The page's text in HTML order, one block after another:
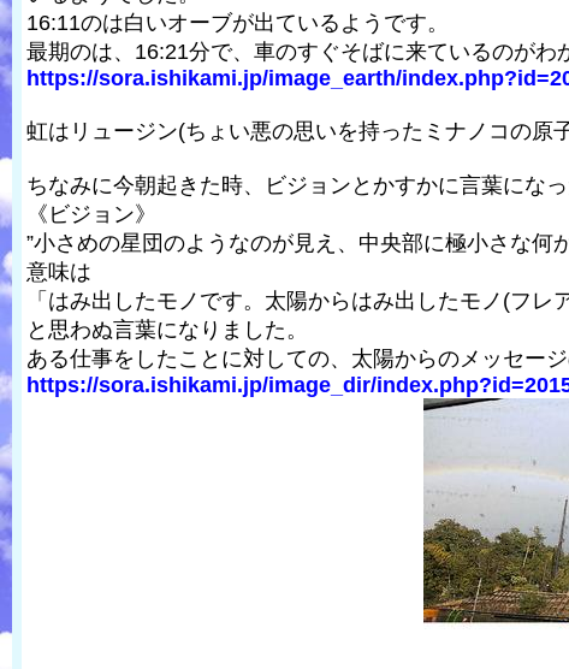
16:11のは白いオーブが出ているようです。
最期のは、16:21分で、車のすぐそばに来ているのがわ
https://sora.ishikami.jp/image_earth/
虹はリュージン(ちょい悪の思いを持ったミナノコの原
ちなみに今朝起きた時、ビジョンとかすかに言葉になっ
《ビジョン》
”小さめの星団のようなのが見え、中央部に極小さな何
意味は
「はみ出したモノです。太陽からはみ出したモノ(フ
と思わぬ言葉になりました。
ある仕事をしたことに対しての、太陽からのメッセー
https://sora.ishikami.jp/image_dir/